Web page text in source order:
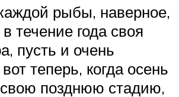
рыбы, наверное,
течение года своя
пусть и очень
теперь, когда осень
позднюю стадию,